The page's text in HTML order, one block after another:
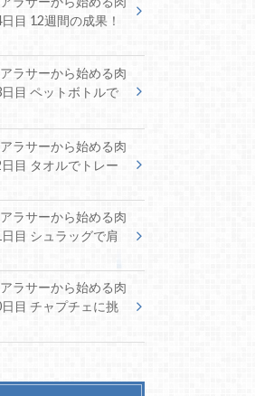
目 12週間の成果！
アラサーから始める肉
目 ペットボトルで
アラサーから始める肉
目 タオルでトレー
アラサーから始める肉
目 シュラッグで肩
アラサーから始める肉
目 チャプチェに挑